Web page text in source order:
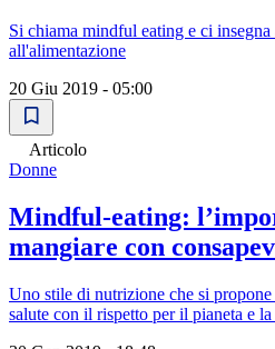
Si chiama mindful eating e ci
all'alimentazione
20 Giu 2019 - 05:00
Articolo
Donne
Mindful-eating:
mangiare con
Uno stile di nutrizione che si
salute con il rispetto per il pianeta e